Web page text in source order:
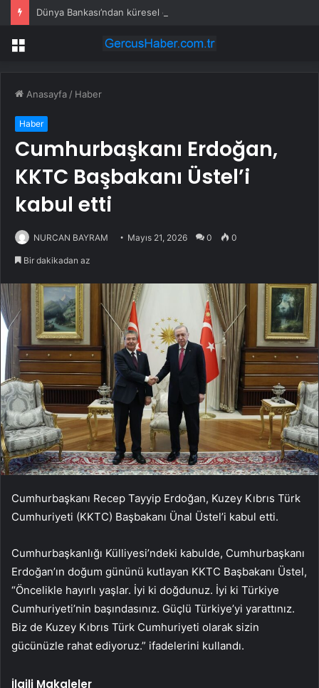
Dünya Bankası’ndan küresel ekonomik kriz uyarısı
Menü
Anasayfa / Haber
Haber
Cumhurbaşkanı Erdoğan,
KKTC Başbakanı Üstel’i
kabul etti
NURCAN BAYRAM Mayıs 21, 2026 0 0
Bir dakikadan az
Cumhurbaşkanı Recep Tayyip Erdoğan, Kuzey Kıbrıs Türk
Cumhuriyeti (KKTC) Başbakanı Ünal Üstel’i kabul etti.
Cumhurbaşkanlığı Külliyesi’ndeki kabulde, Cumhurbaşkanı
Erdoğan’ın doğum gününü kutlayan KKTC Başbakanı Üstel,
“Öncelikle hayırlı yaşlar. İyi ki doğdunuz. İyi ki Türkiye
Cumhuriyeti’nin başındasınız. Güçlü Türkiye’yi yarattınız.
Biz de Kuzey Kıbrıs Türk Cumhuriyeti olarak sizin
gücünüzle rahat ediyoruz.” ifadelerini kullandı.
İlgili Makaleler